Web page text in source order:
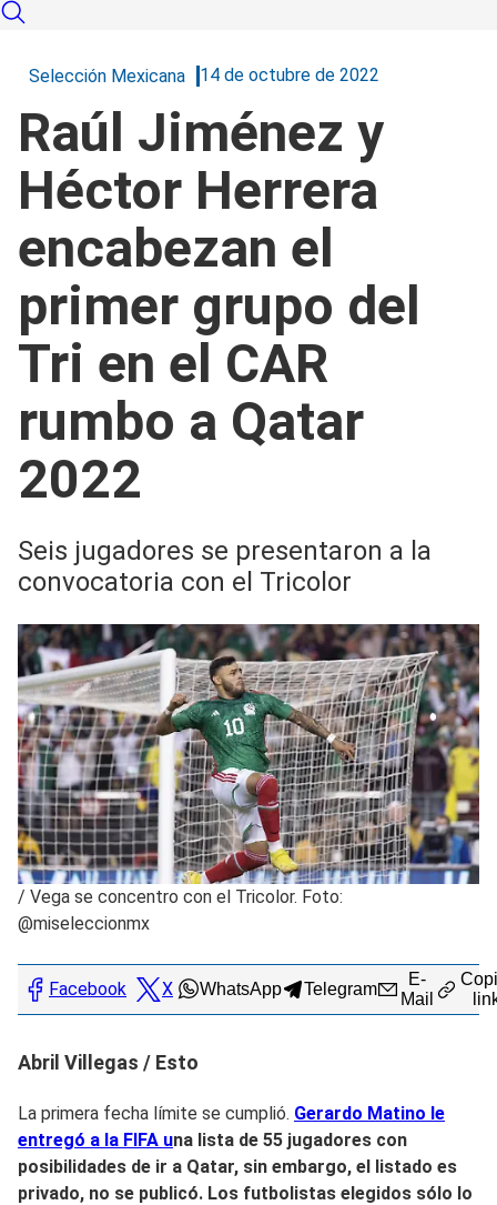
Selección Mexicana 14 de octubre de 2022
Raúl Jiménez y
Héctor Herrera
encabezan el
primer grupo del
Tri en el CAR
rumbo a Qatar
2022
Seis jugadores se presentaron a la
convocatoria con el Tricolor
/ Vega se concentro con el Tricolor. Foto:
@miseleccionmx
Facebook X WhatsApp Telegram
E-
Mail
Abril Villegas / Esto
La primera fecha límite se cumplió. Gerardo Matino le
entregó a la FIFA una lista de 55 jugadores con
posibilidades de ir a Qatar, sin embargo, el listado es
privado, no se publicó. Los futbolistas elegidos sólo lo